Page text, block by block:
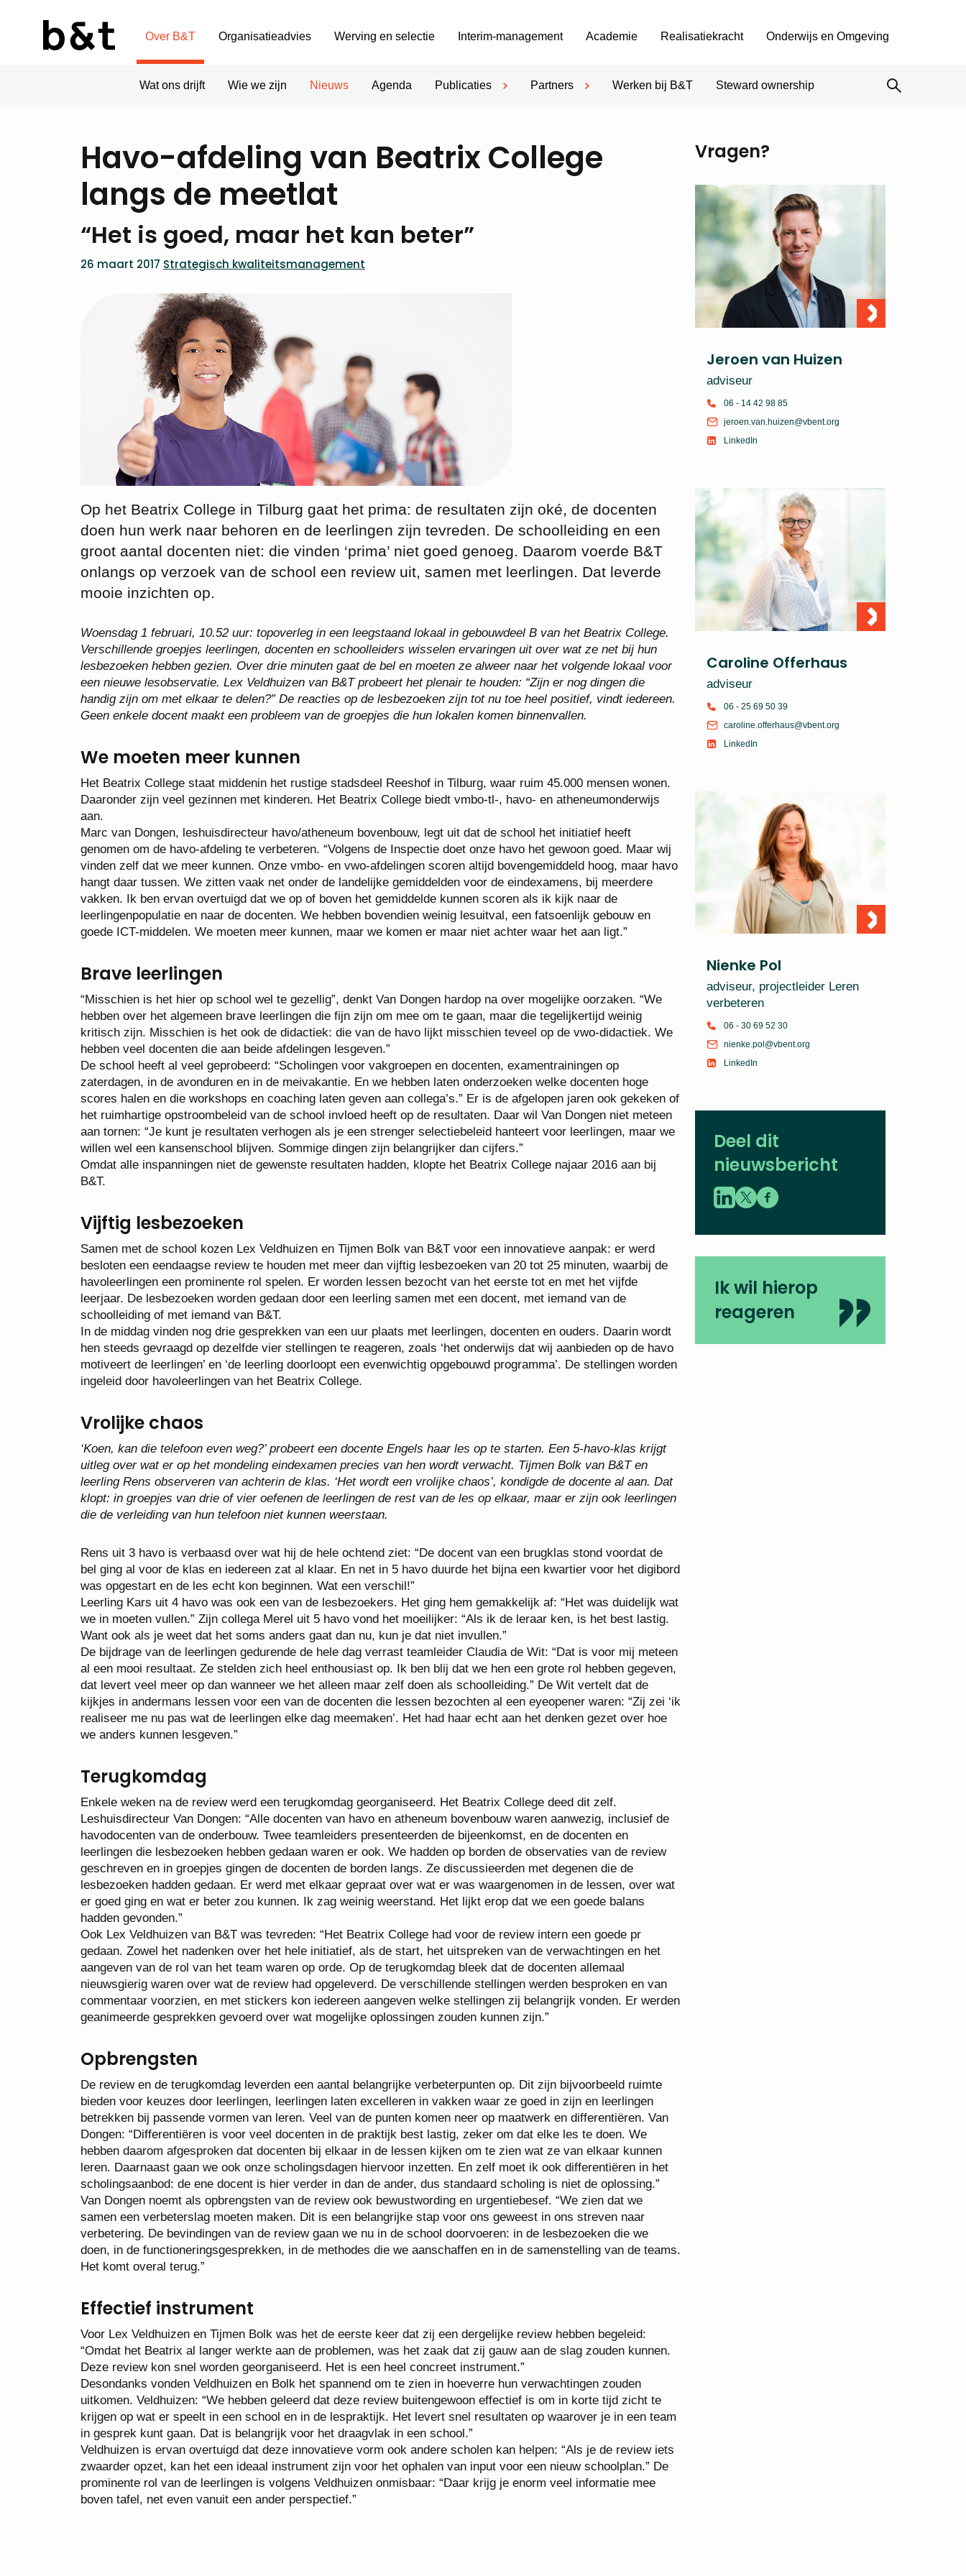
Over B&T
Wat ons drijft Wie we zijn Nieuws Agenda Publicaties Partners Werken bij B&T Steward ownership
Organisatieadvies Werving en selectie Interim-management Academie Realisatiekracht Onderwijs en Omgeving
Havo-afdeling van Beatrix College
langs de meetlat
“Het is goed, maar het kan beter”
26 maart 2017 Strategisch kwaliteitsmanagement
Op het Beatrix College in Tilburg gaat het prima: de resultaten zijn oké, de docenten
doen hun werk naar behoren en de leerlingen zijn tevreden. De schoolleiding en een
groot aantal docenten niet: die vinden ‘prima’ niet goed genoeg. Daarom voerde B&T
onlangs op verzoek van de school een review uit, samen met leerlingen. Dat leverde
mooie inzichten op.
Woensdag 1 februari, 10.52 uur: topoverleg in een leegstaand lokaal in gebouwdeel B van het Beatrix College.
Verschillende groepjes leerlingen, docenten en schoolleiders wisselen ervaringen uit over wat ze net bij hun
lesbezoeken hebben gezien. Over drie minuten gaat de bel en moeten ze alweer naar het volgende lokaal voor
een nieuwe lesobservatie. Lex Veldhuizen van B&T probeert het plenair te houden: “Zijn er nog dingen die
handig zijn om met elkaar te delen?” De reacties op de lesbezoeken zijn tot nu toe heel positief, vindt iedereen.
Geen enkele docent maakt een probleem van de groepjes die hun lokalen komen binnenvallen.
We moeten meer kunnen
Het Beatrix College staat middenin het rustige stadsdeel Reeshof in Tilburg, waar ruim 45.000 mensen wonen.
Daaronder zijn veel gezinnen met kinderen. Het Beatrix College biedt vmbo-tl-, havo- en atheneumonderwijs
aan.
Marc van Dongen, leshuisdirecteur havo/atheneum bovenbouw, legt uit dat de school het initiatief heeft
genomen om de havo-afdeling te verbeteren. “Volgens de Inspectie doet onze havo het gewoon goed. Maar wij
vinden zelf dat we meer kunnen. Onze vmbo- en vwo-afdelingen scoren altijd bovengemiddeld hoog, maar havo
hangt daar tussen. We zitten vaak net onder de landelijke gemiddelden voor de eindexamens, bij meerdere
vakken. Ik ben ervan overtuigd dat we op of boven het gemiddelde kunnen scoren als ik kijk naar de
leerlingenpopulatie en naar de docenten. We hebben bovendien weinig lesuitval, een fatsoenlijk gebouw en
goede ICT-middelen. We moeten meer kunnen, maar we komen er maar niet achter waar het aan ligt.”
Brave leerlingen
“Misschien is het hier op school wel te gezellig”, denkt Van Dongen hardop na over mogelijke oorzaken. “We
hebben over het algemeen brave leerlingen die fijn zijn om mee om te gaan, maar die tegelijkertijd weinig
kritisch zijn. Misschien is het ook de didactiek: die van de havo lijkt misschien teveel op de vwo-didactiek. We
hebben veel docenten die aan beide afdelingen lesgeven.”
De school heeft al veel geprobeerd: “Scholingen voor vakgroepen en docenten, examentrainingen op
zaterdagen, in de avonduren en in de meivakantie. En we hebben laten onderzoeken welke docenten hoge
scores halen en die workshops en coaching laten geven aan collega’s.” Er is de afgelopen jaren ook gekeken of
het ruimhartige opstroombeleid van de school invloed heeft op de resultaten. Daar wil Van Dongen niet meteen
aan tornen: “Je kunt je resultaten verhogen als je een strenger selectiebeleid hanteert voor leerlingen, maar we
willen wel een kansenschool blijven. Sommige dingen zijn belangrijker dan cijfers.”
Omdat alle inspanningen niet de gewenste resultaten hadden, klopte het Beatrix College najaar 2016 aan bij
B&T.
Vijftig lesbezoeken
Samen met de school kozen Lex Veldhuizen en Tijmen Bolk van B&T voor een innovatieve aanpak: er werd
besloten een eendaagse review te houden met meer dan vijftig lesbezoeken van 20 tot 25 minuten, waarbij de
havoleerlingen een prominente rol spelen. Er worden lessen bezocht van het eerste tot en met het vijfde
leerjaar. De lesbezoeken worden gedaan door een leerling samen met een docent, met iemand van de
schoolleiding of met iemand van B&T.
In de middag vinden nog drie gesprekken van een uur plaats met leerlingen, docenten en ouders. Daarin wordt
hen steeds gevraagd op dezelfde vier stellingen te reageren, zoals ‘het onderwijs dat wij aanbieden op de havo
motiveert de leerlingen’ en ‘de leerling doorloopt een evenwichtig opgebouwd programma’. De stellingen worden
ingeleid door havoleerlingen van het Beatrix College.
Vrolijke chaos
‘Koen, kan die telefoon even weg?’ probeert een docente Engels haar les op te starten. Een 5-havo-klas krijgt
uitleg over wat er op het mondeling eindexamen precies van hen wordt verwacht. Tijmen Bolk van B&T en
leerling Rens observeren van achterin de klas. ‘Het wordt een vrolijke chaos’, kondigde de docente al aan. Dat
klopt: in groepjes van drie of vier oefenen de leerlingen de rest van de les op elkaar, maar er zijn ook leerlingen
die de verleiding van hun telefoon niet kunnen weerstaan.
Rens uit 3 havo is verbaasd over wat hij de hele ochtend ziet: “De docent van een brugklas stond voordat de
bel ging al voor de klas en iedereen zat al klaar. En net in 5 havo duurde het bijna een kwartier voor het digibord
was opgestart en de les echt kon beginnen. Wat een verschil!”
Leerling Kars uit 4 havo was ook een van de lesbezoekers. Het ging hem gemakkelijk af: “Het was duidelijk wat
we in moeten vullen.” Zijn collega Merel uit 5 havo vond het moeilijker: “Als ik de leraar ken, is het best lastig.
Want ook als je weet dat het soms anders gaat dan nu, kun je dat niet invullen.”
De bijdrage van de leerlingen gedurende de hele dag verrast teamleider Claudia de Wit: “Dat is voor mij meteen
al een mooi resultaat. Ze stelden zich heel enthousiast op. Ik ben blij dat we hen een grote rol hebben gegeven,
dat levert veel meer op dan wanneer we het alleen maar zelf doen als schoolleiding.” De Wit vertelt dat de
kijkjes in andermans lessen voor een van de docenten die lessen bezochten al een eyeopener waren: “Zij zei ‘ik
realiseer me nu pas wat de leerlingen elke dag meemaken’. Het had haar echt aan het denken gezet over hoe
we anders kunnen lesgeven.”
Terugkomdag
Enkele weken na de review werd een terugkomdag georganiseerd. Het Beatrix College deed dit zelf.
Leshuisdirecteur Van Dongen: “Alle docenten van havo en atheneum bovenbouw waren aanwezig, inclusief de
havodocenten van de onderbouw. Twee teamleiders presenteerden de bijeenkomst, en de docenten en
leerlingen die lesbezoeken hebben gedaan waren er ook. We hadden op borden de observaties van de review
geschreven en in groepjes gingen de docenten de borden langs. Ze discussieerden met degenen die de
lesbezoeken hadden gedaan. Er werd met elkaar gepraat over wat er was waargenomen in de lessen, over wat
er goed ging en wat er beter zou kunnen. Ik zag weinig weerstand. Het lijkt erop dat we een goede balans
hadden gevonden.”
Ook Lex Veldhuizen van B&T was tevreden: “Het Beatrix College had voor de review intern een goede pr
gedaan. Zowel het nadenken over het hele initiatief, als de start, het uitspreken van de verwachtingen en het
aangeven van de rol van het team waren op orde. Op de terugkomdag bleek dat de docenten allemaal
nieuwsgierig waren over wat de review had opgeleverd. De verschillende stellingen werden besproken en van
commentaar voorzien, en met stickers kon iedereen aangeven welke stellingen zij belangrijk vonden. Er werden
geanimeerde gesprekken gevoerd over wat mogelijke oplossingen zouden kunnen zijn.”
Opbrengsten
De review en de terugkomdag leverden een aantal belangrijke verbeterpunten op. Dit zijn bijvoorbeeld ruimte
bieden voor keuzes door leerlingen, leerlingen laten excelleren in vakken waar ze goed in zijn en leerlingen
betrekken bij passende vormen van leren. Veel van de punten komen neer op maatwerk en differentiëren. Van
Dongen: “Differentiëren is voor veel docenten in de praktijk best lastig, zeker om dat elke les te doen. We
hebben daarom afgesproken dat docenten bij elkaar in de lessen kijken om te zien wat ze van elkaar kunnen
leren. Daarnaast gaan we ook onze scholingsdagen hiervoor inzetten. En zelf moet ik ook differentiëren in het
scholingsaanbod: de ene docent is hier verder in dan de ander, dus standaard scholing is niet de oplossing.”
Van Dongen noemt als opbrengsten van de review ook bewustwording en urgentiebesef. “We zien dat we
samen een verbeterslag moeten maken. Dit is een belangrijke stap voor ons geweest in ons streven naar
verbetering. De bevindingen van de review gaan we nu in de school doorvoeren: in de lesbezoeken die we
doen, in de functioneringsgesprekken, in de methodes die we aanschaffen en in de samenstelling van de teams.
Het komt overal terug.”
Effectief instrument
Voor Lex Veldhuizen en Tijmen Bolk was het de eerste keer dat zij een dergelijke review hebben begeleid:
“Omdat het Beatrix al langer werkte aan de problemen, was het zaak dat zij gauw aan de slag zouden kunnen.
Deze review kon snel worden georganiseerd. Het is een heel concreet instrument.”
Desondanks vonden Veldhuizen en Bolk het spannend om te zien in hoeverre hun verwachtingen zouden
uitkomen. Veldhuizen: “We hebben geleerd dat deze review buitengewoon effectief is om in korte tijd zicht te
krijgen op wat er speelt in een school en in de lespraktijk. Het levert snel resultaten op waarover je in een team
in gesprek kunt gaan. Dat is belangrijk voor het draagvlak in een school.”
Veldhuizen is ervan overtuigd dat deze innovatieve vorm ook andere scholen kan helpen: “Als je de review iets
zwaarder opzet, kan het een ideaal instrument zijn voor het ophalen van input voor een nieuw schoolplan.” De
prominente rol van de leerlingen is volgens Veldhuizen onmisbaar: “Daar krijg je enorm veel informatie mee
boven tafel, net even vanuit een ander perspectief.”
Vragen?
Jeroen van Huizen
adviseur
06 - 14 42 98 85
jeroen.van.huizen@vbent.org
LinkedIn
Caroline Offerhaus
adviseur
06 - 25 69 50 39
caroline.offerhaus@vbent.org
LinkedIn
Nienke Pol
adviseur, projectleider Leren
verbeteren
06 - 30 69 52 30
nienke.pol@vbent.org
LinkedIn
Deel dit
nieuwsbericht
Ik wil hierop
reageren